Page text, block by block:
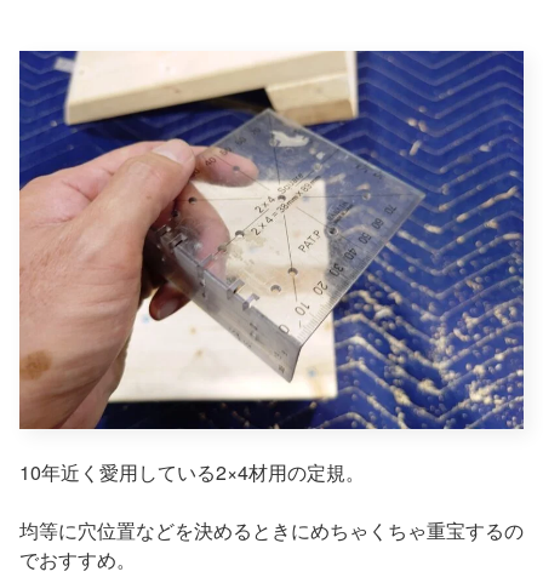
10年近く愛用している2×4材用の定規。
均等に穴位置などを決めるときにめちゃくちゃ重宝するの
でおすすめ。